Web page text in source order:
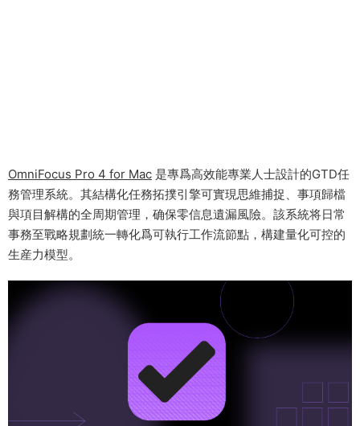
OmniFocus Pro 4 for Mac 是專爲高效能專業人士設計的GTD任
務管理系統。其結構化任務拓撲引擎可實現思維捕捉、事項歸檔
與項目解構的全周期管理，确保零信息遺漏風險。該系統将日常
事務至戰略規劃統一轉化爲可執行工作流節點，構建量化可控的
生産力模型。